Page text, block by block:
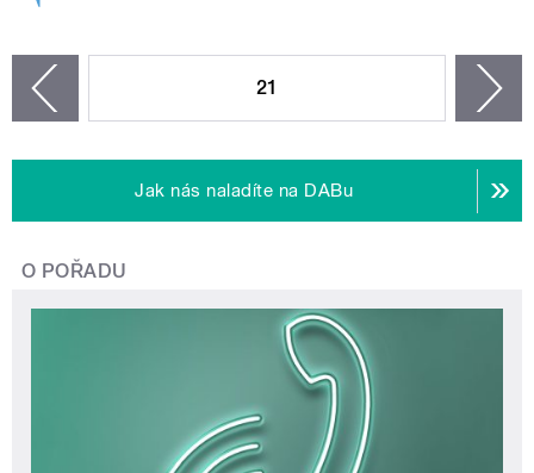
21
Jak nás naladíte na DABu
O POŘADU